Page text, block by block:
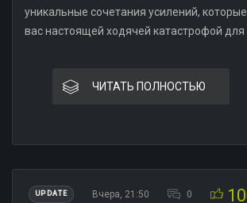
уникальные сочетания усилений,
вас настоящей ходячей катастрофой для
ЧИТАТЬ ПОЛНОСТЬЮ
UPDATE Вчера, 21:50 0